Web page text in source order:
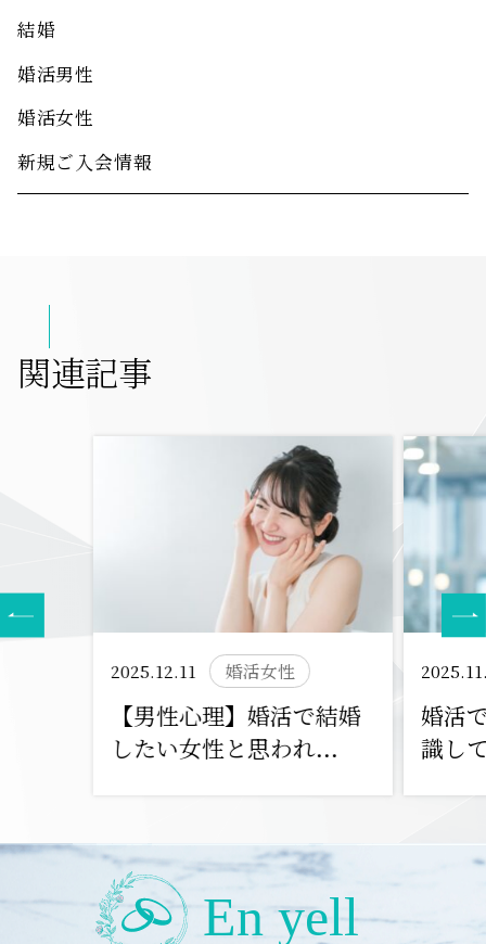
結婚
婚活男性
婚活女性
新規ご入会情報
関連記事
2025.12.11 婚活女性
【男性心理】婚活で結婚
したい女性と思われ...
婚活
識し